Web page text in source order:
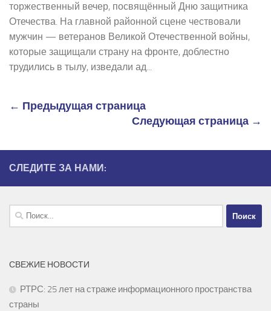
торжественный вечер, посвящённый Дню защитника
Отечества. На главной районной сцене чествовали
мужчин — ветеранов Великой Отечественной войны,
которые защищали страну на фронте, доблестно
трудились в тылу, изведали ад...
← Предыдущая страница
Следующая страница →
СЛЕДИТЕ ЗА НАМИ:
Найти:
СВЕЖИЕ НОВОСТИ
РТРС: 25 лет на страже информационного пространства
страны